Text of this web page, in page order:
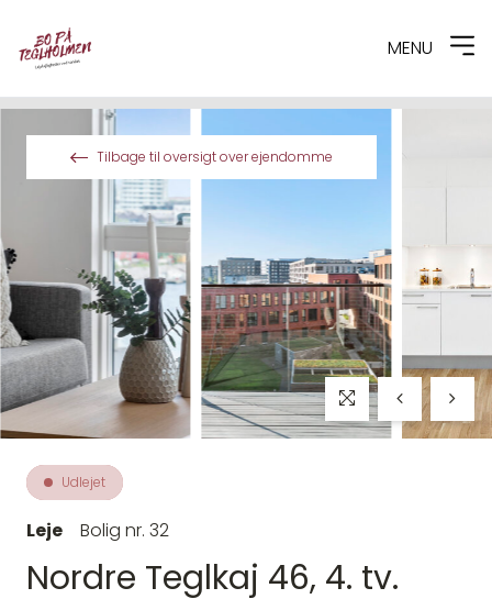
Spring til indhold
MENU
Tilbage til oversigt over ejendomme
Udlejet
Leje Bolig nr. 32
Nordre Teglkaj 46, 4. tv.